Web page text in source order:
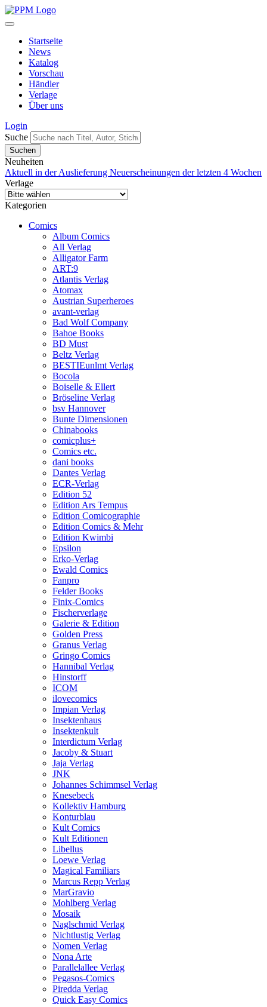
Startseite
News
Katalog
Vorschau
Händler
Verlage
Über uns
Login
Suche
Neuheiten
Aktuell in der Auslieferung Neuerscheinungen der letzten 4 Wochen
Verlage
Kategorien
Comics
Album Comics
All Verlag
Alligator Farm
ART:9
Atlantis Verlag
Atomax
Austrian Superheroes
avant-verlag
Bad Wolf Company
Bahoe Books
BD Must
Beltz Verlag
BESTIEunlmt Verlag
Bocola
Boiselle & Ellert
Bröseline Verlag
bsv Hannover
Bunte Dimensionen
Chinabooks
comicplus+
Comics etc.
dani books
Dantes Verlag
ECR-Verlag
Edition 52
Edition Ars Tempus
Edition Comicographie
Edition Comics & Mehr
Edition Kwimbi
Epsilon
Erko-Verlag
Ewald Comics
Fanpro
Felder Books
Finix-Comics
Fischerverlage
Galerie & Edition
Golden Press
Granus Verlag
Gringo Comics
Hannibal Verlag
Hinstorff
ICOM
ilovecomics
Impian Verlag
Insektenhaus
Insektenkult
Interdictum Verlag
Jacoby & Stuart
Jaja Verlag
JNK
Johannes Schimmsel Verlag
Knesebeck
Kollektiv Hamburg
Konturblau
Kult Comics
Kult Editionen
Libellus
Loewe Verlag
Magical Familiars
Marcus Repp Verlag
MarGravio
Mohlberg Verlag
Mosaik
Naglschmid Verlag
Nichtlustig Verlag
Nomen Verlag
Nona Arte
Parallelallee Verlag
Pegasos-Comics
Piredda Verlag
Quick Easy Comics